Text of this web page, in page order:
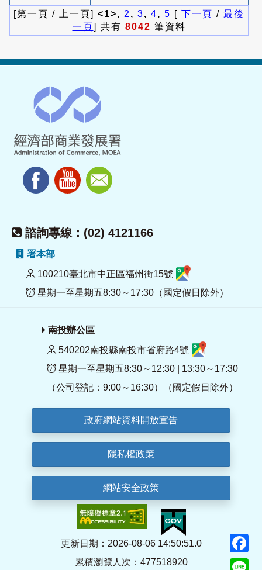
[第一頁 / 上一頁] <1>, 2 , 3, 4, 5 [ 下一頁 / 最後
一頁] 共有 8042 筆資料
諮詢專線：(02) 4121166
署本部
100210臺北市中正區福州街15號
星期一至星期五8:30～17:30（國定假日除外）
南投辦公區
540202南投縣南投市省府路4號
星期一至星期五8:30～12:30 | 13:30～17:30
（公司登記：9:00～16:30）（國定假日除外）
政府網站資料開放宣告
隱私權政策
網站安全政策
更新日期：2026-08-06 14:50:51.0
累積瀏覽人次：477518920